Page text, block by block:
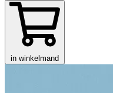
in winkelmand